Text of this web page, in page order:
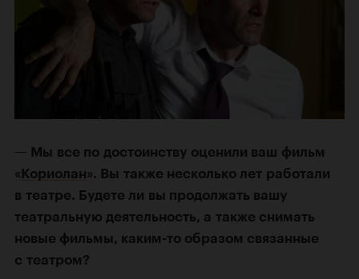
Мы все по достоинству оценили ваш фильм
«Кориолан». Вы также несколько лет работали
в театре. Будете ли вы продолжать вашу
театральную деятельность, а также снимать
новые фильмы, каким-то образом связанные
с театром?